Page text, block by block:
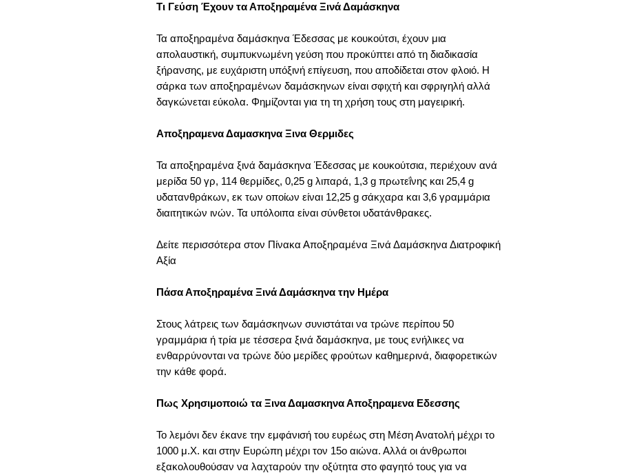
Τι Γεύση Έχουν τα Αποξηραμένα Ξινά Δαμάσκηνα
Τα αποξηραμένα δαμάσκηνα Έδεσσας με κουκούτσι, έχουν μια
απολαυστική, συμπυκνωμένη γεύση που προκύπτει από τη διαδικασία
ξήρανσης, με ευχάριστη υπόξινή επίγευση, που αποδίδεται στον φλοιό. Η
σάρκα των αποξηραμένων δαμάσκηνων είναι σφιχτή και σφριγηλή αλλά
δαγκώνεται εύκολα. Φημίζονται για τη τη χρήση τους στη μαγειρική.
Αποξηραμενα Δαμασκηνα Ξινα Θερμιδες
Τα αποξηραμένα ξινά δαμάσκηνα Έδεσσας με κουκούτσια, περιέχουν ανά
μερίδα 50 γρ, 114 θερμίδες, 0,25 g λιπαρά, 1,3 g πρωτεΐνης και 25,4 g
υδατανθράκων, εκ των οποίων είναι 12,25 g σάκχαρα και 3,6 γραμμάρια
διαιτητικών ινών. Τα υπόλοιπα είναι σύνθετοι υδατάνθρακες.
Δείτε περισσότερα στον Πίνακα Αποξηραμένα Ξινά Δαμάσκηνα Διατροφική
Αξία
Πάσα Αποξηραμένα Ξινά Δαμάσκηνα την Ημέρα
Στους λάτρεις των δαμάσκηνων συνιστάται να τρώνε περίπου 50
γραμμάρια ή τρία με τέσσερα ξινά δαμάσκηνα, με τους ενήλικες να
ενθαρρύνονται να τρώνε δύο μερίδες φρούτων καθημερινά, διαφορετικών
την κάθε φορά.
Πως Χρησιμοποιώ τα Ξινα Δαμασκηνα Αποξηραμενα Εδεσσης
Το λεμόνι δεν έκανε την εμφάνισή του ευρέως στη Μέση Ανατολή μέχρι το
1000 μ.Χ. και στην Ευρώπη μέχρι τον 15ο αιώνα. Αλλά οι άνθρωποι
εξακολουθούσαν να λαχταρούν την οξύτητα στο φαγητό τους για να